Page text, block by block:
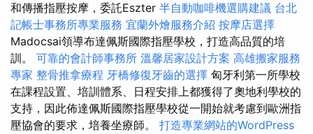
和傳播指壓按摩，委託Eszter 半自動咖啡機選購建議 台北
記帳士事務所專業服務 宜蘭外燴服務介紹 按摩店選擇
Madocsai領導布達佩斯國際指壓學校，打造高品質的培
訓。 可靠的會計師事務所 溫馨居家設計方案 高雄搬家服務
專家 整骨推拿療程 牙橋修復牙齒的選擇 匈牙利第一所學校
在課程設置、培訓體系、日程安排上都獲得了奧地利學校的
支持，因此佈達佩斯國際指壓學校從一開始就考慮到歐洲指
壓協會的要求，培養坐療師。 打造專業網站的WordPress